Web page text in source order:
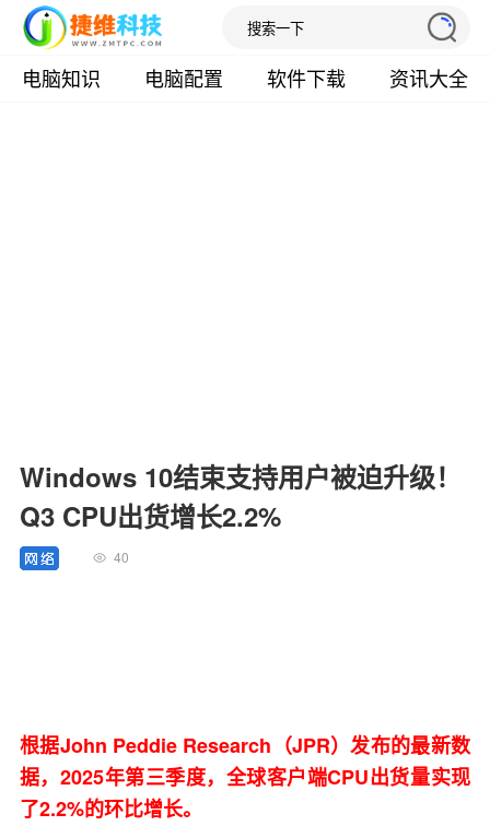
电脑知识 电脑配置 软件下载 资讯大全
Windows 10结束支持用户被迫升级！
Q3 CPU出货增长2.2%
40
根据John Peddie Research（JPR）发布的最新数
据，2025年第三季度，全球客户端CPU出货量实现
了2.2%的环比增长。